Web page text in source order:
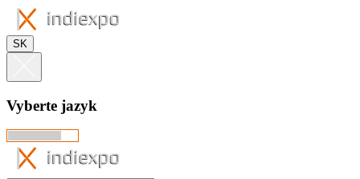
SK
Vyberte jazyk